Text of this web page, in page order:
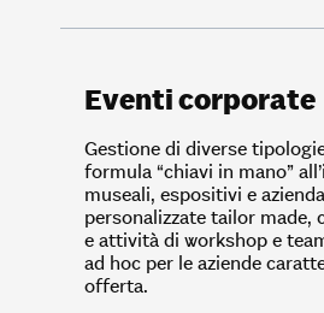
Eventi corporate
Gestione di diverse
formula “chiavi in mano”
museali, espositivi e
personalizzate tailor made,
e attività di workshop e
ad hoc per le aziende
offerta.